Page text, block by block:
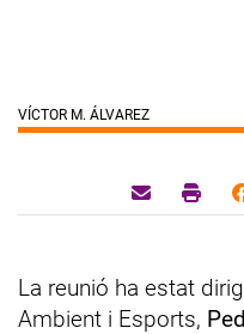
VÍCTOR M. ÁLVAREZ
La reunió ha estat
Ambient i Esports,